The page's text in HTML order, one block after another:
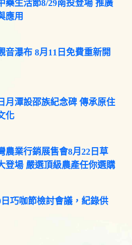
藥生活節8/29南投登場 推廣
應用
音瀑布 8月11日免費重新開
月潭設邵族紀念碑 傳承原住
化
農業行銷展售會8月22日草
登場 嚴選頂級農產任你選購
日巧咖節檢討會議，紀錄供